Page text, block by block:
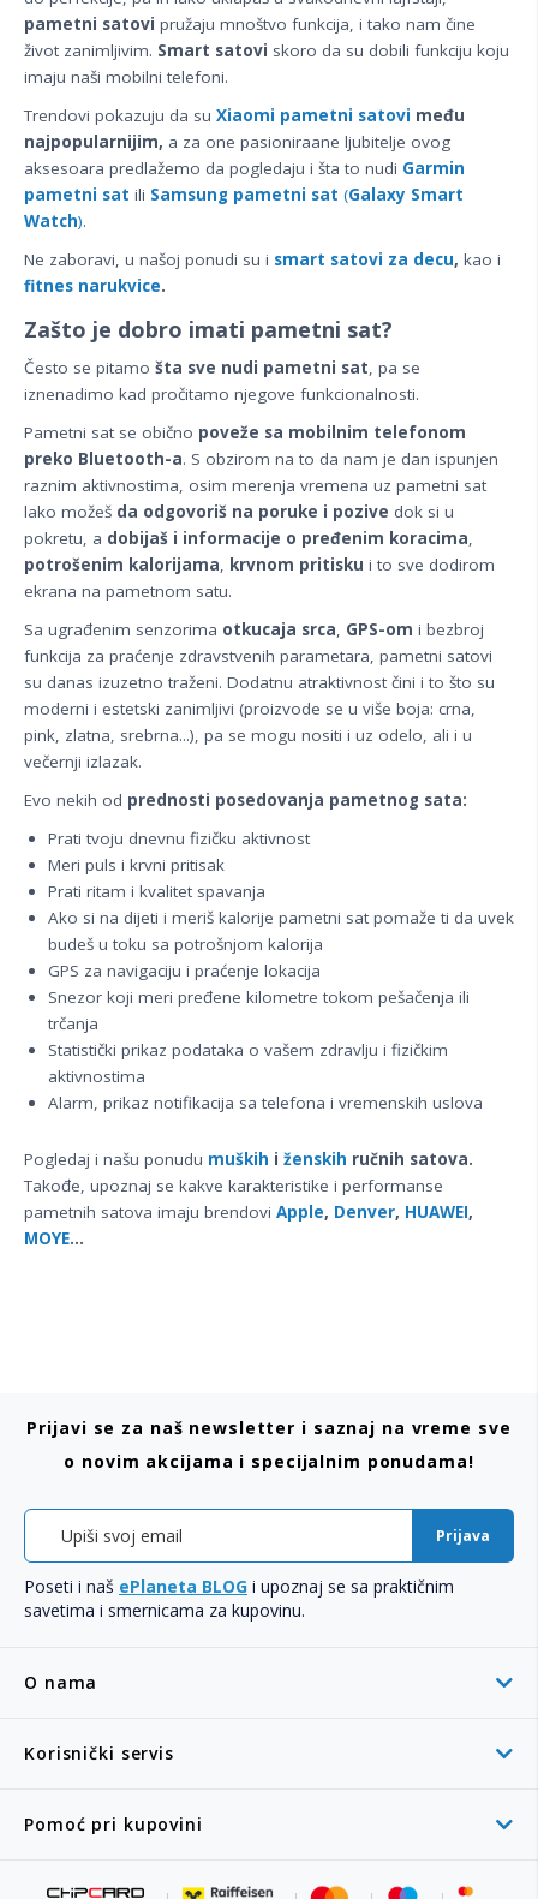
pametni satovi pružaju mnoštvo funkcija, i tako nam čine
život zanimljivim. Smart satovi skoro da su dobili funkciju koju
imaju naši mobilni telefoni.
Trendovi pokazuju da su Xiaomi pametni satovi među
najpopularnijim, a za one pasioniraane ljubitelje ovog
aksesoara predlažemo da pogledaju i šta to nudi Garmin
pametni sat ili Samsung pametni sat (Galaxy Smart
Watch).
Ne zaboravi, u našoj ponudi su i smart satovi za decu, kao i
fitnes narukvice.
Zašto je dobro imati pametni sat?
Često se pitamo šta sve nudi pametni sat, pa se
iznenadimo kad pročitamo njegove funkcionalnosti.
Pametni sat se obično poveže sa mobilnim telefonom
preko Bluetooth-a. S obzirom na to da nam je dan ispunjen
raznim aktivnostima, osim merenja vremena uz pametni sat
lako možeš da odgovoriš na poruke i pozive dok si u
pokretu, a dobijaš i informacije o pređenim koracima,
potrošenim kalorijama, krvnom pritisku i to sve dodirom
ekrana na pametnom satu.
Sa ugrađenim senzorima otkucaja srca, GPS-om i bezbroj
funkcija za praćenje zdravstvenih parametara, pametni satovi
su danas izuzetno traženi. Dodatnu atraktivnost čini i to što su
moderni i estetski zanimljivi (proizvode se u više boja: crna,
pink, zlatna, srebrna...), pa se mogu nositi i uz odelo, ali i u
večernji izlazak.
Evo nekih od prednosti posedovanja pametnog sata:
Prati tvoju dnevnu fizičku aktivnost
Meri puls i krvni pritisak
Prati ritam i kvalitet spavanja
Ako si na dijeti i meriš kalorije pametni sat pomaže ti da uvek
budeš u toku sa potrošnjom kalorija
GPS za navigaciju i praćenje lokacija
Snezor koji meri pređene kilometre tokom pešačenja ili
trčanja
Statistički prikaz podataka o vašem zdravlju i fizičkim
aktivnostima
Alarm, prikaz notifikacija sa telefona i vremenskih uslova
Pogledaj i našu ponudu muških i ženskih ručnih satova.
Takođe, upoznaj se kakve karakteristike i performanse
pametnih satova imaju brendovi Apple, Denver, HUAWEI,
MOYE...
O nama
Korisnički servis
Pomoć pri kupovini
Prijavi se za naš newsletter i saznaj na vreme sve
o novim akcijama i specijalnim ponudama!
Prijava
Poseti i naš ePlaneta BLOG i upoznaj se sa praktičnim
savetima i smernicama za kupovinu.